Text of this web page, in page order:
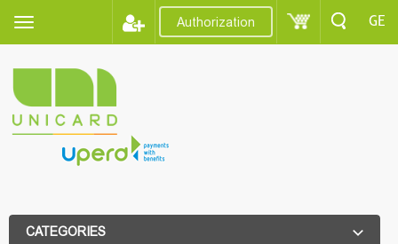
Authorization GE
CATEGORIES